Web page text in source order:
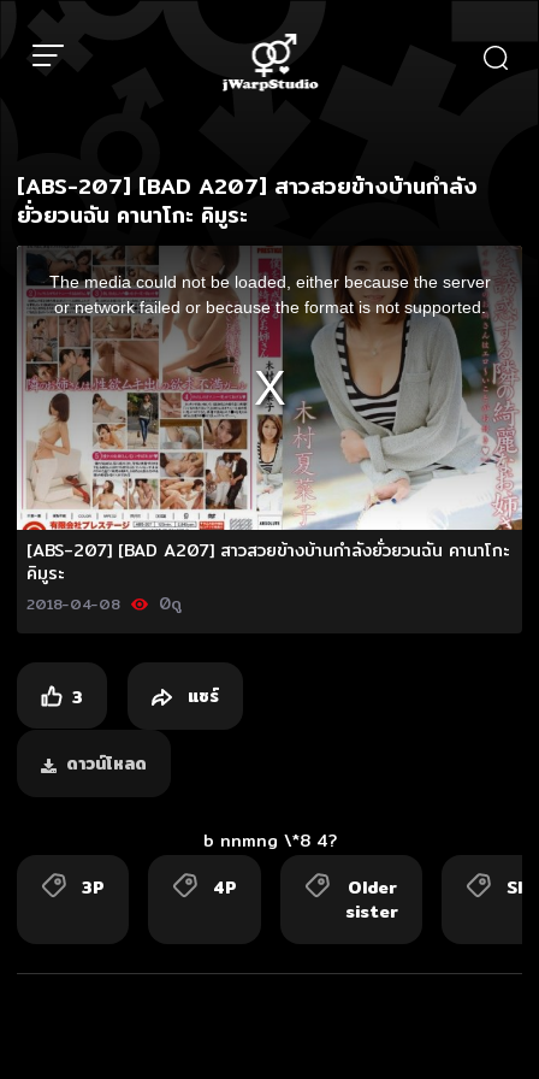
Skip
to
content
[ABS-207] [BAD A207] สาวสวยข้างบ้านกำลัง
ยั่วยวนฉัน คานาโกะ คิมูระ
modal
window.
The media could not be loaded, either because the server
or network failed or because the format is not supported.
[ABS-207] [BAD A207] สาวสวยข้างบ้านกำลังยั่วยวนฉัน คานาโกะ
คิมูระ
2018-04-08 0ดู
3 แชร์
ดาวน์โหลด
b nnmng \*8 4?
3P
4P
Older
sister